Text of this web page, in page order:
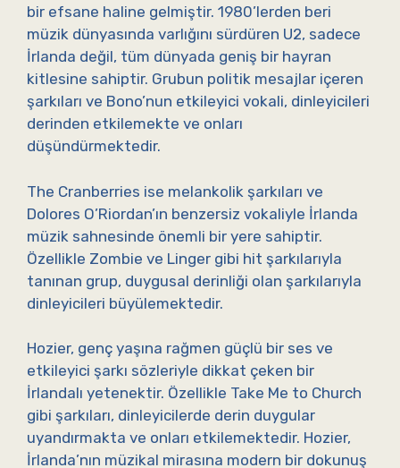
bir efsane haline gelmiştir. 1980’lerden beri
müzik dünyasında varlığını sürdüren U2, sadece
İrlanda değil, tüm dünyada geniş bir hayran
kitlesine sahiptir. Grubun politik mesajlar içeren
şarkıları ve Bono’nun etkileyici vokali, dinleyicileri
derinden etkilemekte ve onları
düşündürmektedir.
The Cranberries ise melankolik şarkıları ve
Dolores O’Riordan’ın benzersiz vokaliyle İrlanda
müzik sahnesinde önemli bir yere sahiptir.
Özellikle Zombie ve Linger gibi hit şarkılarıyla
tanınan grup, duygusal derinliği olan şarkılarıyla
dinleyicileri büyülemektedir.
Hozier, genç yaşına rağmen güçlü bir ses ve
etkileyici şarkı sözleriyle dikkat çeken bir
İrlandalı yetenektir. Özellikle Take Me to Church
gibi şarkıları, dinleyicilerde derin duygular
uyandırmakta ve onları etkilemektedir. Hozier,
İrlanda’nın müzikal mirasına modern bir dokunuş